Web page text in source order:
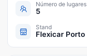
Número de lugares
5
Stand
Flexicar Porto